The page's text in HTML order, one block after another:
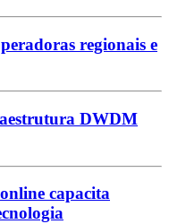
regionais e
DWDM
capacita